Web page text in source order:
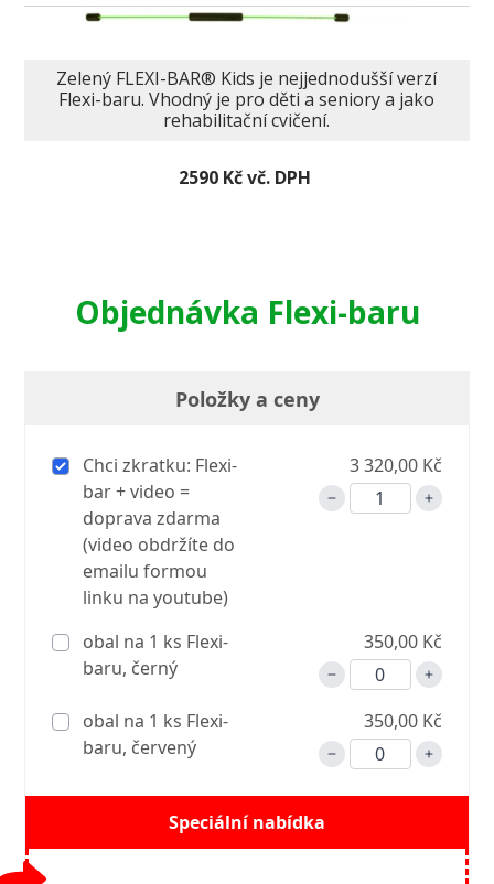
Zelený FLEXI-BAR® Kids je nejjednodušší verzí
Flexi-baru. Vhodný je pro děti a seniory a jako
rehabilitační cvičení.
2590 Kč vč. DPH
Objednávka Flexi-baru
Položky a ceny
Chci zkratku: Flexi-
bar + video =
doprava zdarma
(video obdržíte do
emailu formou
linku na youtube)
3 320,00 Kč
obal na 1 ks Flexi-
baru, černý
350,00 Kč
obal na 1 ks Flexi-
baru, červený
350,00 Kč
Speciální nabídka